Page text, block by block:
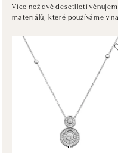
Ivanská cesta 16, 821 04
tel.: +421 917 090 372
Halada OC
Einsteinova 18, 851 01
tel.: +421 917 090 891
dnes otevřeno od 10:00
Více než dvě desetiletí
materiálů, které používáme v